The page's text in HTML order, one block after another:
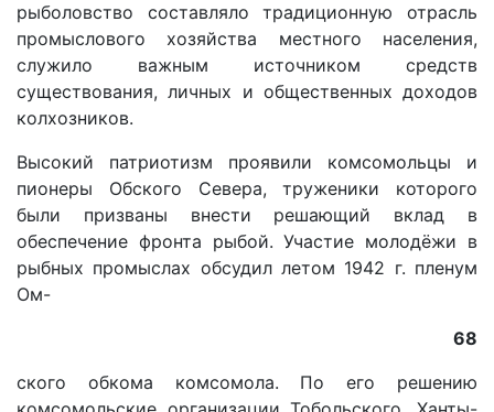
рыболовство составляло традиционную отрасль
промыслового хозяйства местного населения,
служило важным источником средств
существования, личных и общественных доходов
колхозников.
Высокий патриотизм проявили комсомольцы и
пионеры Обского Севера, труженики которого
были призваны внести решающий вклад в
обеспечение фронта рыбой. Участие молодёжи в
рыбных промыслах обсудил летом 1942 г. пленум
Ом-
68
ского обкома комсомола. По его решению